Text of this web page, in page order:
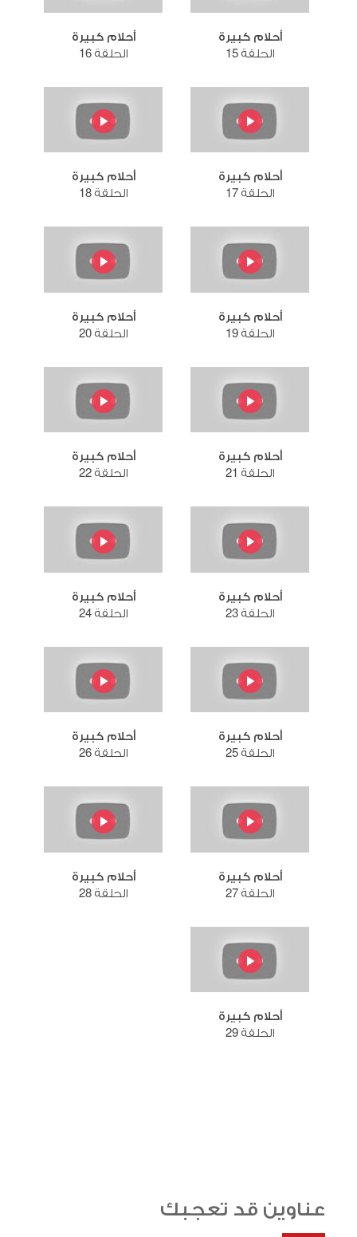
أحلام كبيرة
الحلقة 15
أحلام كبيرة
الحلقة 16
أحلام كبيرة
الحلقة 17
أحلام كبيرة
الحلقة 18
أحلام كبيرة
الحلقة 19
أحلام كبيرة
الحلقة 20
أحلام كبيرة
الحلقة 21
أحلام كبيرة
الحلقة 22
أحلام كبيرة
الحلقة 23
أحلام كبيرة
الحلقة 24
أحلام كبيرة
الحلقة 25
أحلام كبيرة
الحلقة 26
أحلام كبيرة
الحلقة 27
أحلام كبيرة
الحلقة 28
أحلام كبيرة
الحلقة 29
عناوين قد تعجبك